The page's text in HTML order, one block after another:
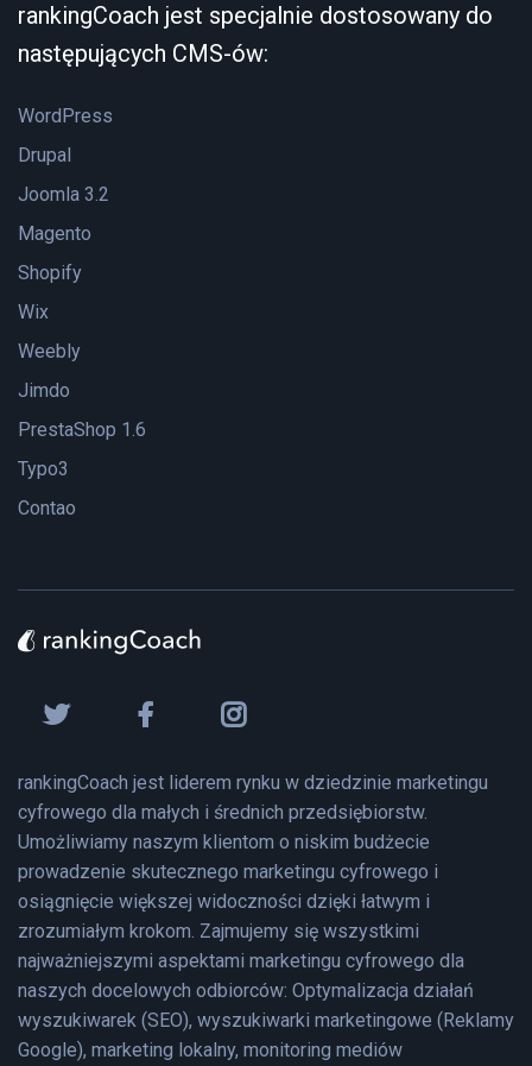
rankingCoach jest specjalnie dostosowany do
następujących CMS-ów:
WordPress
Drupal
Joomla 3.2
Magento
Shopify
Wix
Weebly
Jimdo
PrestaShop 1.6
Typo3
Contao
rankingCoach jest liderem rynku w dziedzinie marketingu
cyfrowego dla małych i średnich przedsiębiorstw.
Umożliwiamy naszym klientom o niskim budżecie
prowadzenie skutecznego marketingu cyfrowego i
osiągnięcie większej widoczności dzięki łatwym i
zrozumiałym krokom. Zajmujemy się wszystkimi
najważniejszymi aspektami marketingu cyfrowego dla
naszych docelowych odbiorców: Optymalizacja działań
wyszukiwarek (SEO), wyszukiwarki marketingowe (Reklamy
Google), marketing lokalny, monitoring mediów